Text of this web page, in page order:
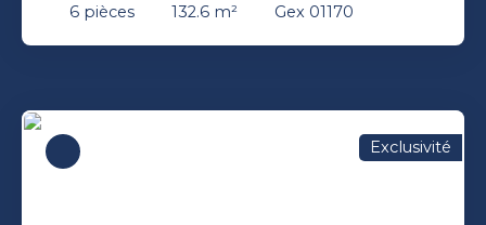
6 pièces 132.6 m² Gex 01170
Exclusivité